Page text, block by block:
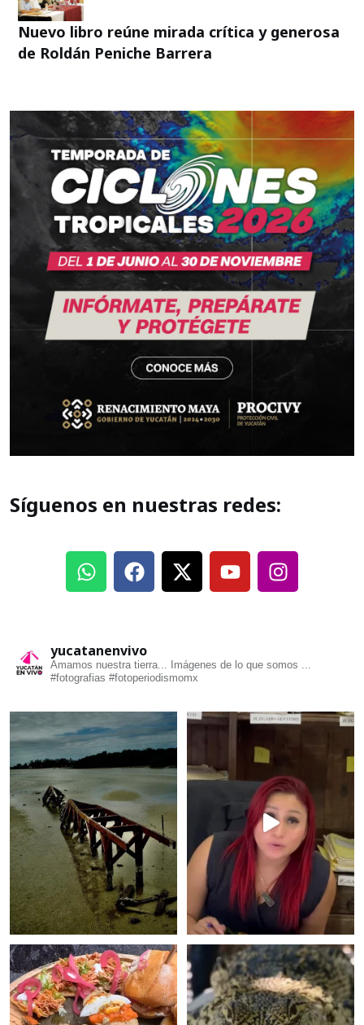
Nuevo libro reúne mirada crítica y generosa
de Roldán Peniche Barrera
Síguenos en nuestras redes:
yucatanenvivo
Amamos nuestra tierra... Imágenes de lo que somos ...
#fotografias #fotoperiodismomx